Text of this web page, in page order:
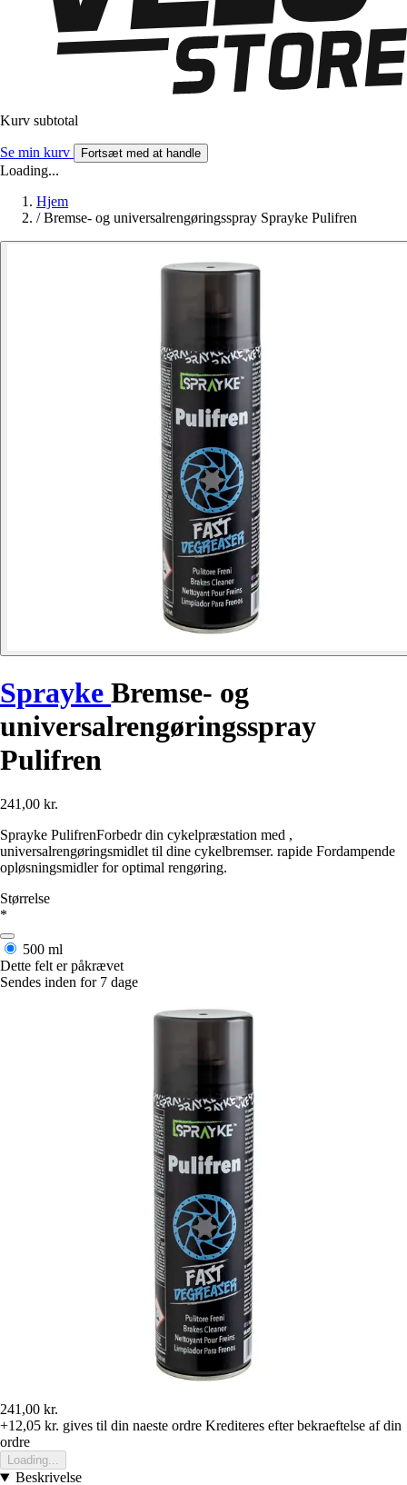
Kurv subtotal
Se min kurv Fortsæt med at handle
Loading...
Hjem
/ Bremse- og universalrengøringsspray Sprayke Pulifren
Sprayke Bremse- og
universalrengøringsspray
Pulifren
241,00 kr.
Sprayke PulifrenForbedr din cykelpræstation med ,
universalrengøringsmidlet til dine cykelbremser. rapide Fordampende
opløsningsmidler for optimal rengøring.
Størrelse
*
500 ml
Dette felt er påkrævet
Sendes inden for 7 dage
241,00 kr.
+12,05 kr. gives til din naeste ordre Krediteres efter bekraeftelse af din
ordre
Loading...
Beskrivelse